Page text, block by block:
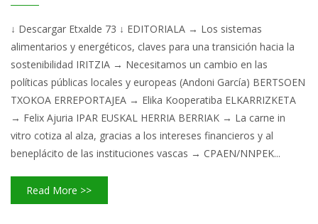
↓ Descargar Etxalde 73 ↓ EDITORIALA → Los sistemas
alimentarios y energéticos, claves para una transición hacia la
sostenibilidad IRITZIA → Necesitamos un cambio en las
políticas públicas locales y europeas (Andoni García) BERTSOEN
TXOKOA ERREPORTAJEA → Elika Kooperatiba ELKARRIZKETA
→ Felix Ajuria IPAR EUSKAL HERRIA BERRIAK → La carne in
vitro cotiza al alza, gracias a los intereses financieros y al
beneplácito de las instituciones vascas → CPAEN/NNPEK...
Read More >>